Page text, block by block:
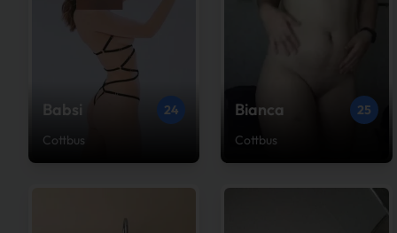
Babsi
24
Cottbus
Bianca
25
Cottbus